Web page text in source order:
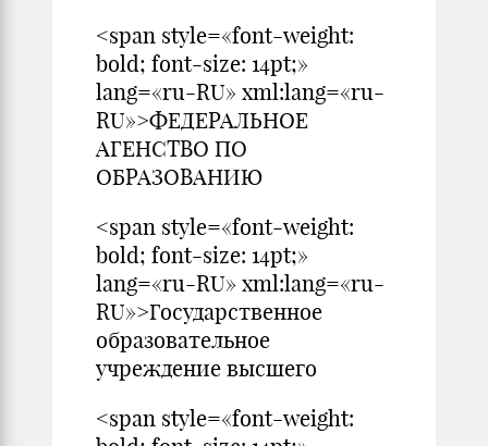
<span style=«font-weight:
bold; font-size: 14pt;»
lang=«ru-RU» xml:lang=«ru-
RU»>ФЕДЕРАЛЬНОЕ
АГЕНСТВО ПО
ОБРАЗОВАНИЮ
<span style=«font-weight:
bold; font-size: 14pt;»
lang=«ru-RU» xml:lang=«ru-
RU»>Государственное
образовательное
учреждение высшего
<span style=«font-weight: